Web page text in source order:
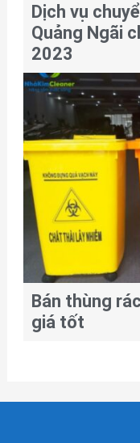
Dịch vụ
Quảng Ngãi
2023
Bán thùng
giá tốt